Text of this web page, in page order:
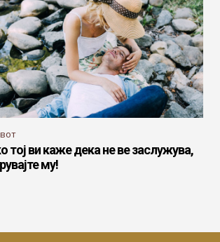
тој ви каже дека не ве заслужува,
му!